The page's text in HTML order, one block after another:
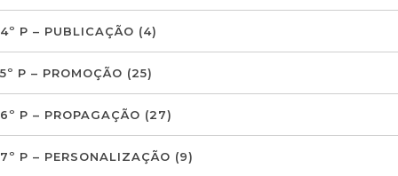
4º P – PUBLICAÇÃO (4)
5º P – PROMOÇÃO (25)
6º P – PROPAGAÇÃO (27)
7º P – PERSONALIZAÇÃO (9)